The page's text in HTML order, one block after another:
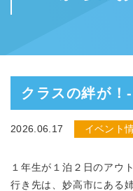
クラスの絆が
2026.06.17 イベント
１年生が１泊２日のアウ
行き先は、妙高市にある